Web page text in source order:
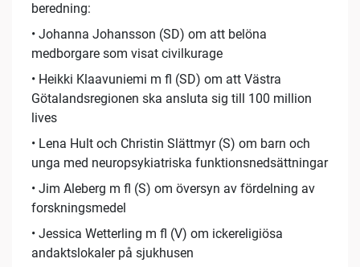
beredning:
• Johanna Johansson (SD) om att belöna
medborgare som visat civilkurage
• Heikki Klaavuniemi m fl (SD) om att Västra
Götalandsregionen ska ansluta sig till 100 million
lives
• Lena Hult och Christin Slättmyr (S) om barn och
unga med neuropsykiatriska funktionsnedsättningar
• Jim Aleberg m fl (S) om översyn av fördelning av
forskningsmedel
• Jessica Wetterling m fl (V) om ickereligiösa
andaktslokaler på sjukhusen